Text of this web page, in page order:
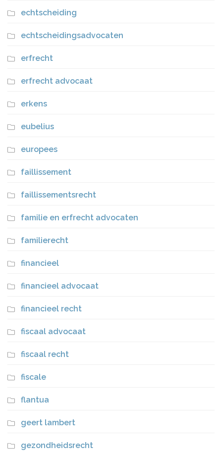
echtscheiding
echtscheidingsadvocaten
erfrecht
erfrecht advocaat
erkens
eubelius
europees
faillissement
faillissementsrecht
familie en erfrecht advocaten
familierecht
financieel
financieel advocaat
financieel recht
fiscaal advocaat
fiscaal recht
fiscale
flantua
geert lambert
gezondheidsrecht